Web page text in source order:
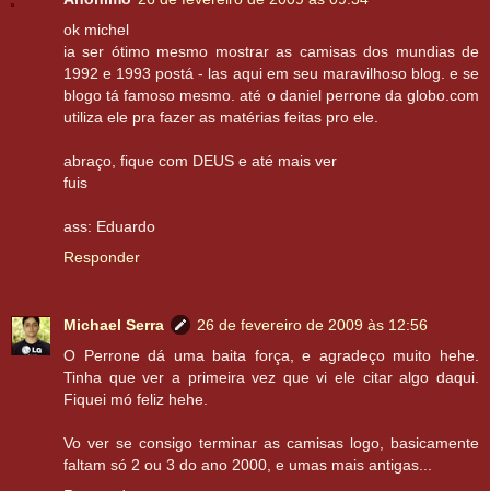
ok michel
ia ser ótimo mesmo mostrar as camisas dos mundias de
1992 e 1993 postá - las aqui em seu maravilhoso blog. e se
blogo tá famoso mesmo. até o daniel perrone da globo.com
utiliza ele pra fazer as matérias feitas pro ele.
abraço, fique com DEUS e até mais ver
fuis
ass: Eduardo
Responder
Michael Serra
26 de fevereiro de 2009 às 12:56
O Perrone dá uma baita força, e agradeço muito hehe.
Tinha que ver a primeira vez que vi ele citar algo daqui.
Fiquei mó feliz hehe.
Vo ver se consigo terminar as camisas logo, basicamente
faltam só 2 ou 3 do ano 2000, e umas mais antigas...